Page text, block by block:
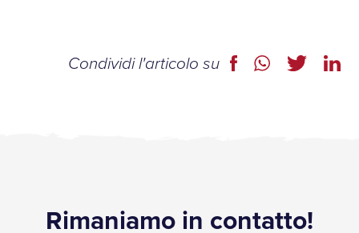
Condividi l'articolo su
Rimaniamo in contatto!